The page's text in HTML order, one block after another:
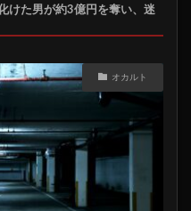
けた男が約3億円を奪い、迷
オカルト